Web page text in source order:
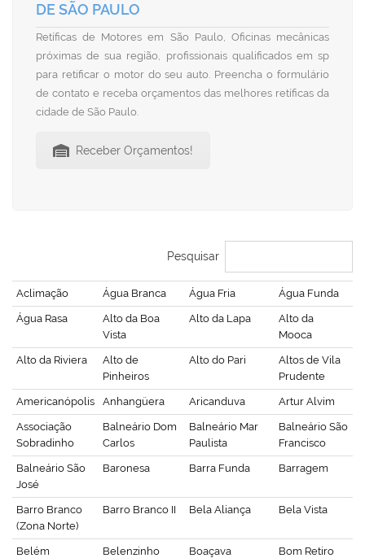
DE SÃO PAULO
Retíficas de Motores em São Paulo, Oficinas mecânicas
próximas de sua região, profissionais qualificados em sp
para retificar o motor do seu auto. Preencha o formulário
de contato e receba orçamentos das melhores retíficas da
cidade de São Paulo.
Receber Orçamentos!
Pesquisar
Aclimação Água Branca Água Fria Água Funda
Água Rasa
Alto da Boa
Vista
Alto da Lapa
Alto da
Mooca
Alto da Riviera
Alto de
Pinheiros
Alto do Pari
Altos de Vila
Prudente
Americanópolis Anhangüera Aricanduva Artur Alvim
Associação
Sobradinho
Balneário Dom
Carlos
Balneário Mar
Paulista
Balneário São
Francisco
Balneário São
José
Baronesa Barra Funda Barragem
Barro Branco
(Zona Norte)
Barro Branco II Bela Aliança Bela Vista
Belém Belenzinho Boaçava Bom Retiro